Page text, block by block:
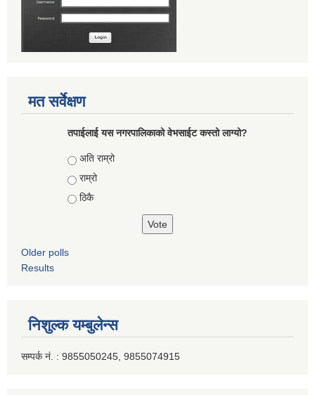
मत सर्वेक्षण
तपाईलाई यस नगरपालिकाको वेभसाईट कस्तो लाग्यो?
Choices
अति राम्रो
राम्रो
ठिकै
Older polls
Results
निशुल्क यम्बुलेन्स
सम्पर्क नं. : 9855050245, 9855074915